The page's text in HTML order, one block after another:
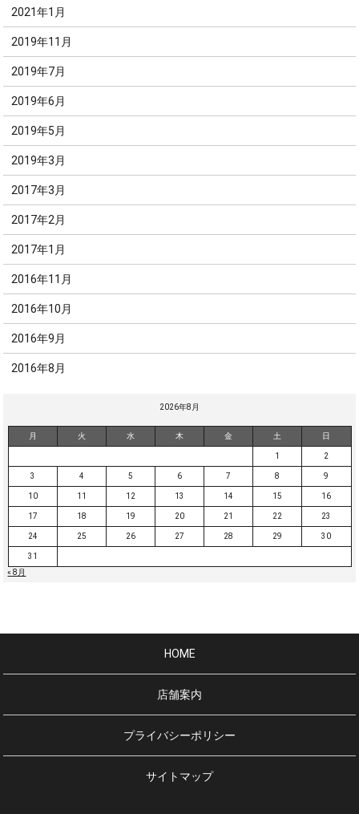
2021年1月
2019年11月
2019年7月
2019年6月
2019年5月
2019年3月
2017年3月
2017年2月
2017年1月
2016年11月
2016年10月
2016年9月
2016年8月
2026年8月
月 火 水 木 金 土 日
1 2
3 4 5 6 7 8 9
10 11 12 13 14 15 16
17 18 19 20 21 22 23
24 25 26 27 28 29 30
31
« 8月
HOME
店舗案内
プライバシーポリシー
サイトマップ